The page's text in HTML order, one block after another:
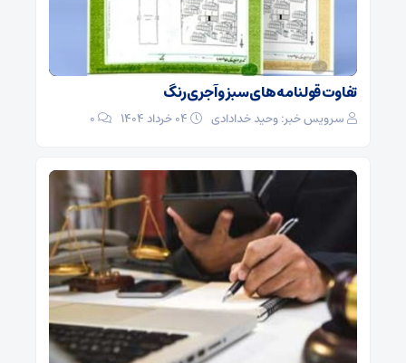
تفاوت قولنامه های سبز و آجری رنگ
سرویس خبر: وحید خدادادی 0